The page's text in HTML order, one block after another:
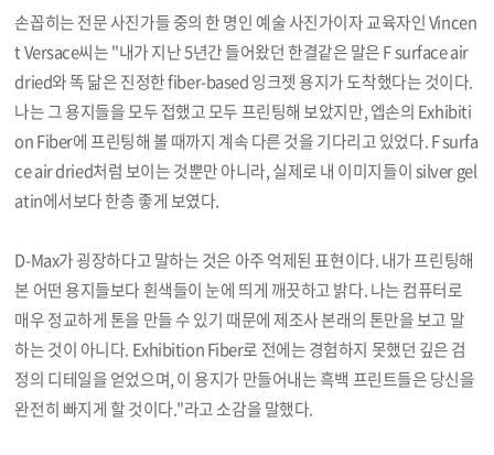
손꼽히는 전문 사진가들 중의 한 명인 예술 사진가이자 교육자인 Vincen
t Versace씨는 "내가 지난 5년간 들어왔던 한결같은 말은 F surface air
dried와 똑 닮은 진정한 fiber-based 잉크젯 용지가 도착했다는 것이다.
나는 그 용지들을 모두 접했고 모두 프린팅해 보았지만, 엡손의 Exhibiti
on Fiber에 프린팅해 볼 때까지 계속 다른 것을 기다리고 있었다. F surfa
ce air dried처럼 보이는 것뿐만 아니라, 실제로 내 이미지들이 silver gel
atin에서보다 한층 좋게 보였다.
D-Max가 굉장하다고 말하는 것은 아주 억제된 표현이다. 내가 프린팅해
본 어떤 용지들보다 흰색들이 눈에 띄게 깨끗하고 밝다. 나는 컴퓨터로
매우 정교하게 톤을 만들 수 있기 때문에 제조사 본래의 톤만을 보고 말
하는 것이 아니다. Exhibition Fiber로 전에는 경험하지 못했던 깊은 검
정의 디테일을 얻었으며, 이 용지가 만들어내는 흑백 프린트들은 당신을
완전히 빠지게 할 것이다."라고 소감을 말했다.